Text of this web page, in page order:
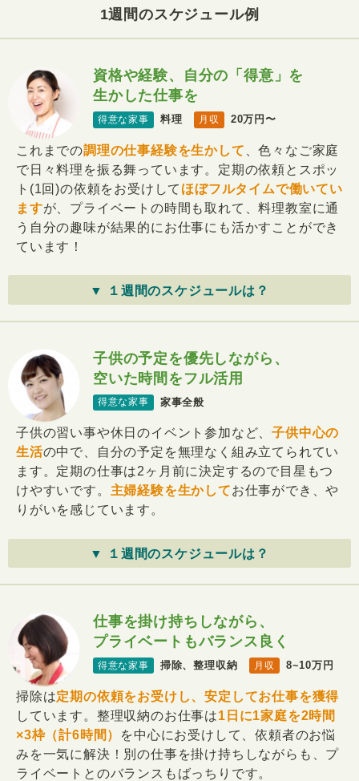
1週間のスケジュール例
資格や経験、自分の「得意」を
生かした仕事を
得意な家事 料理 月収 20万円〜
これまでの調理の仕事経験を生かして 、色々なご家庭
で日々料理を振る舞っています。定期の依頼とスポッ
ト(1回)の依頼をお受けして ほぼフルタイムで働いてい
ますが、プライベートの時間も取れて、料理教室に通
う自分の趣味が結果的にお仕事にも活かすことができ
ています！
▼ １週間のスケジュールは？
子供の予定を優先しながら、
空いた時間をフル活用
得意な家事 家事全般
子供の習い事や休日のイベント参加など、子供中心の
生活の中で、自分の予定を無理なく組み立てられてい
ます。定期の仕事は2ヶ月前に決定するので目星もつ
けやすいです。 主婦経験を生かしてお仕事ができ、や
りがいを感じています。
▼ １週間のスケジュールは？
仕事を掛け持ちしながら、
プライベートもバランス良く
得意な家事 掃除、整理収納 月収 8~10万円
掃除は定期の依頼をお受けし、安定してお仕事を獲得
しています。整理収納のお仕事は1日に1家庭を2時間
×3枠（計6時間）
を中心にお受けして、依頼者のお悩
みを一気に解決！別の仕事を掛け持ちしながらも、プ
ライベートとのバランスもばっちりです。